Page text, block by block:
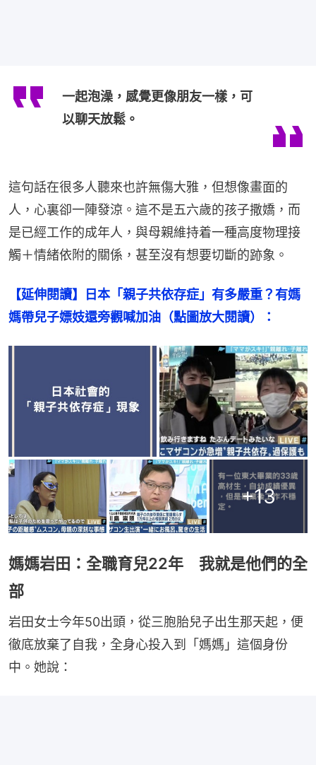
一起泡澡，感覺更像朋友一樣，可
以聊天放鬆。
這句話在很多人聽來也許無傷大雅，但想像畫面的
人，心裏卻一陣發涼。這不是五六歲的孩子撒嬌，而
是已經工作的成年人，與母親維持着一種高度物理接
觸＋情緒依附的關係，甚至沒有想要切斷的跡象。
【延伸閱讀】日本「親子共依存症」有多嚴重？有媽
媽帶兒子嫖妓還旁觀喊加油（點圖放大閱讀）：
+13
媽媽岩田：全職育兒22年 我就是他們的全
部
岩田女士今年50出頭，從三胞胎兒子出生那天起，便
徹底放棄了自我，全身心投入到「媽媽」這個身份
中。她說：